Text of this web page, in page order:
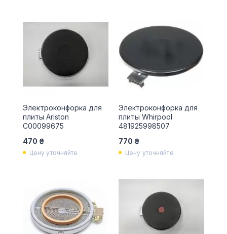
Электроконфорка для
плиты Ariston
С00099675
470 ₴
Цену уточняйте
Электроконфорка для
плиты Whirpool
481925998507
770 ₴
Цену уточняйте